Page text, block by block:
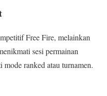
Free Fire, melainkan
sesi permainan
ranked atau turnamen.